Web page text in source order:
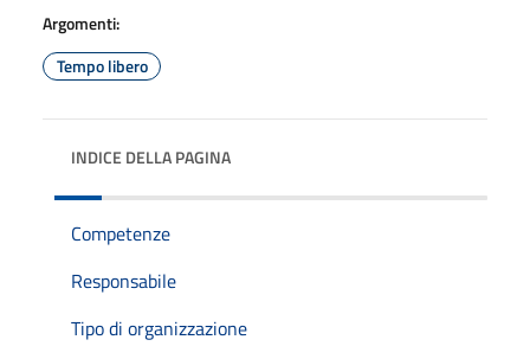
Argomenti:
Tempo libero
INDICE DELLA PAGINA
Competenze
Responsabile
Tipo di organizzazione